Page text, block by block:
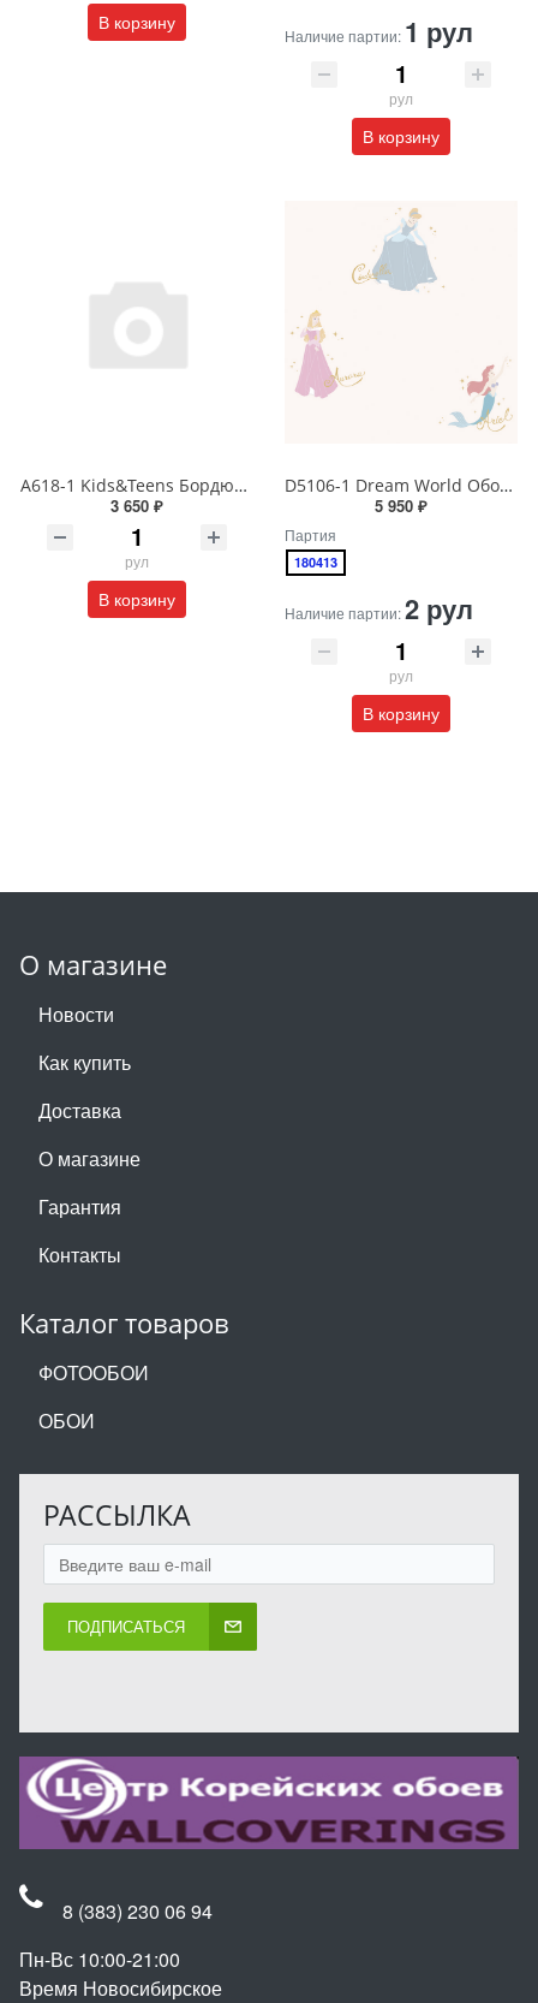
В корзину
Наличие партии: 1 рул
рул
В корзину
A618-1 Kids&Teens Бордюр виниловый на бумажной основе 1,06*10
3 650 ₽
рул
В корзину
D5106-1 Dream World Обои виниловые на бумажной основе 1.06*15.6
5 950 ₽
Партия
180413
Наличие партии:2 рул
рул
В корзину
О магазине
Новости
Как купить
Доставка
О магазине
Гарантия
Контакты
Каталог товаров
ФОТООБОИ
ОБОИ
РАССЫЛКА
ПОДПИСАТЬСЯ
8 (383) 230 06 94
Пн-Вс 10:00-21:00
Время Новосибирское